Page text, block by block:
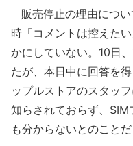
販売停止の理由につい
時「コメントは控えた
かにしていない。10日
たが、本日中に回答を
ップルストアのスタッ
知らされておらず、
も分からないとのことだ